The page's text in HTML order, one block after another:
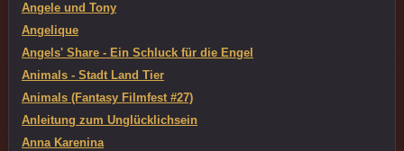
Angele und Tony
Angelique
Angels' Share - Ein Schluck für die Engel
Animals - Stadt Land Tier
Animals (Fantasy Filmfest #27)
Anleitung zum Unglücklichsein
Anna Karenina